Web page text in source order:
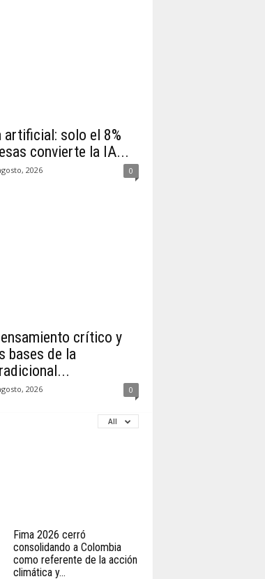
artificial: solo el 8%
convierte la IA...
2026 0
crítico y
bases de la
2026 0
All
Fima 2026 cerró
consolidando a Colombia
como referente de la acción
climática y...